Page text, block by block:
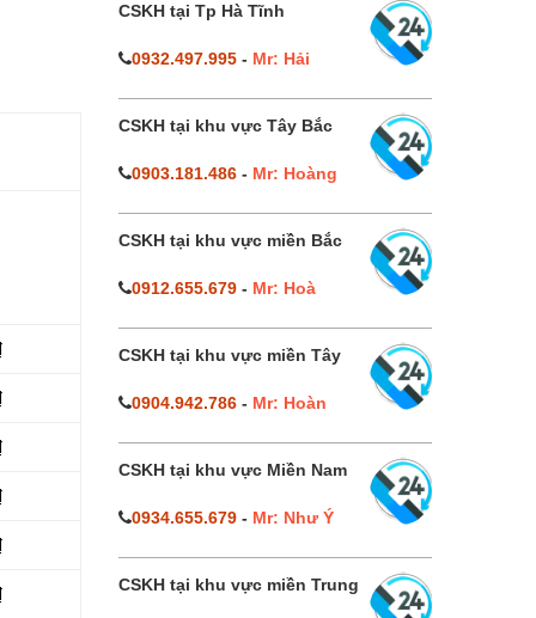
CSKH tại Tp Hà Tĩnh
0932.497.995- Mr: Hải
CSKH tại khu vực Tây Bắc
0903.181.486- Mr: Hoàng
CSKH tại khu vực miền Bắc
0912.655.679- Mr: Hoà
CSKH tại khu vực miền Tây
0904.942.786- Mr: Hoàn
CSKH tại khu vực Miền Nam
0934.655.679- Mr: Như Ý
CSKH tại khu vực miền Trung